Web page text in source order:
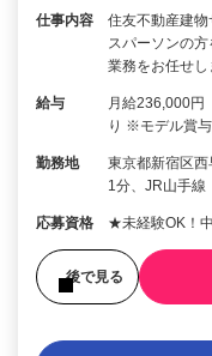
仕事内容
住友不動産建
スパーソンの
業務をお任せ
給与
月給236,000円
り ※モデル賞
勤務地
東京都新宿区
1分、JR山手線
応募資格 ★未経験OK！
後で見る